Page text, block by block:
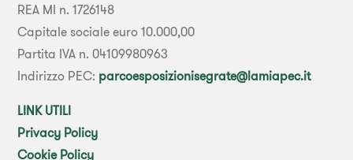
REA MI n. 1726148
Capitale sociale euro 10.000,00
Partita IVA n. 04109980963
Indirizzo PEC: parcoesposizionisegrate@lamiapec.it
LINK UTILI
Privacy Policy
Cookie Policy